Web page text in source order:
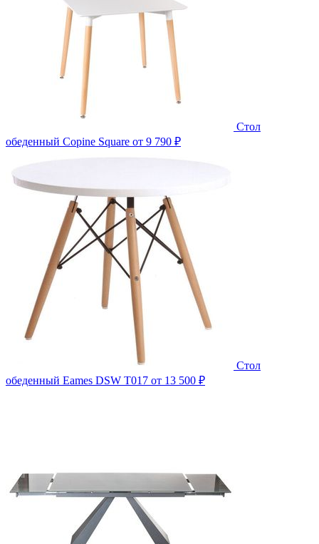
Стол
обеденный Copine Square от 9 790 ₽
Стол
обеденный Eames DSW T017 от 13 500 ₽